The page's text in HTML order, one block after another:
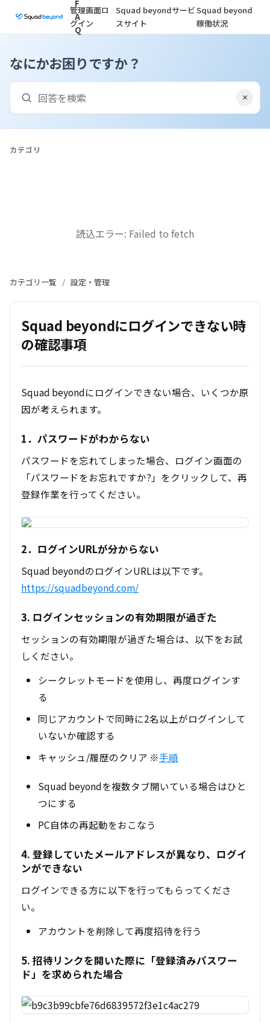
F
A
Q
管理画面ロ
グイン
Squad beyondサービ
スサイト
Squad beyond
稼働状況
なにかお困りですか？
×
カテゴリ
読込エラー: Failed to fetch
カテゴリ一覧 / 設定・管理
Squad beyondにログインできない時
の確認事項
Squad beyondにログインできない場合、いくつか原
因が考えられます。
1．パスワードがわからない
パスワードを忘れてしまった場合、ログイン画面の
「パスワードをお忘れですか?」をクリックして、再
登録作業を行ってください。
2．ログインURLが分からない
Squad beyondのログインURLは以下です。
https://squadbeyond.com/
3. ログインセッションの有効期限が過ぎた
セッションの有効期限が過ぎた場合は、以下をお試
しください。
シークレットモードを使用し、再度ログインす
る
同じアカウントで同時に2名以上がログインして
いないか確認する
キャッシュ/履歴のクリア ※手順
Squad beyondを複数タブ開いている場合はひと
つにする
PC自体の再起動をおこなう
4. 登録していたメールアドレスが異なり、ログイ
ンができない
ログインできる方に以下を行ってもらってくださ
い。
アカウントを削除して再度招待を行う
5. 招待リンクを開いた際に「登録済みパスワー
ド」を求められた場合